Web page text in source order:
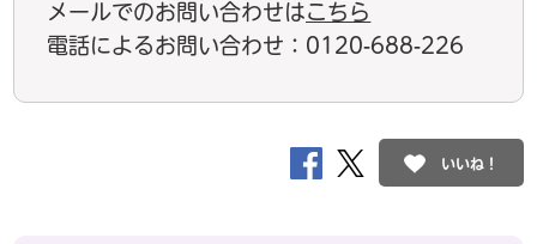
メールでのお問い合わせはこちら
電話によるお問い合わせ：0120-688-226
いいね！